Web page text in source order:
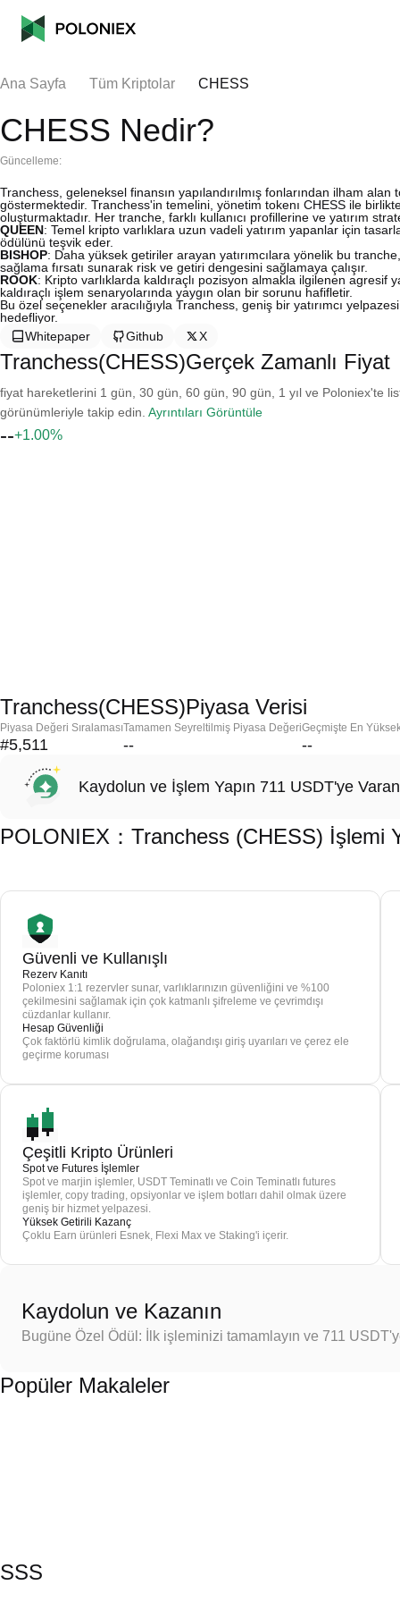
Ana Sayfa Tüm Kriptolar CHESS
CHESS Nedir?
Güncelleme:
Tranchess, geleneksel finansın yapılandırılmış fonlarından ilham
göstermektedir. Tranchess'in temelini, yönetim tokenı CHESS ile
oluşturmaktadır. Her tranche, farklı kullanıcı profillerine ve yatırım
QUEEN: Temel kripto varlıklara uzun vadeli yatırım yapanlar için
ödülünü teşvik eder.
BISHOP: Daha yüksek getiriler arayan yatırımcılara yönelik bu
sağlama fırsatı sunarak risk ve getiri dengesini sağlamaya çalışır.
ROOK: Kripto varlıklarda kaldıraçlı pozisyon almakla ilgilenen
kaldıraçlı işlem senaryolarında yaygın olan bir sorunu hafifletir.
Bu özel seçenekler aracılığıyla Tranchess, geniş bir yatırımcı
hedefliyor.
Whitepaper
Github X
Tranchess(CHESS)Gerçek Zamanlı Fiyat
fiyat hareketlerini 1 gün, 30 gün, 60 gün, 90 gün, 1 yıl ve Poloniex'te
görünümleriyle takip edin. Ayrıntıları Görüntüle
--+1.00%
Tranchess(CHESS)Piyasa Verisi
Piyasa Değeri Sıralaması
#5,511
Tamamen Seyreltilmiş Piyasa Değeri
--
Geçmişte En
--
Kaydolun ve İşlem Yapın 711 USDT'ye
POLONIEX：Tranchess (CHESS) İşlemi
Güvenli ve Kullanışlı
Rezerv Kanıtı
Poloniex 1:1 rezervler sunar, varlıklarınızın güvenliğini ve %100
çekilmesini sağlamak için çok katmanlı şifreleme ve çevrimdışı
cüzdanlar kullanır.
Hesap Güvenliği
Çok faktörlü kimlik doğrulama, olağandışı giriş uyarıları ve çerez ele
geçirme koruması
Çeşitli Kripto Ürünleri
Spot ve Futures İşlemler
Spot ve marjin işlemler, USDT Teminatlı ve Coin Teminatlı futures
işlemler, copy trading, opsiyonlar ve işlem botları dahil olmak üzere
geniş bir hizmet yelpazesi.
Yüksek Getirili Kazanç
Çoklu Earn ürünleri Esnek, Flexi Max ve Staking'i içerir.
Kaydolun ve Kazanın
Bugüne Özel Ödül: İlk işleminizi tamamlayın ve 711
Popüler Makaleler
SSS